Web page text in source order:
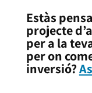
Estàs
projecte
per a la
per on
inversió?